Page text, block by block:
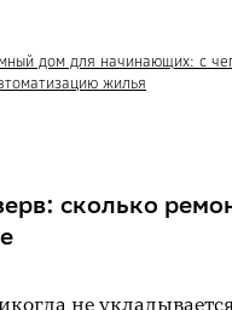
дом для начинающих: с
жилья
сколько
не